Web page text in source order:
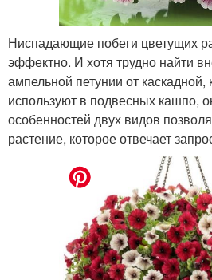
Ниспадающие побеги цветущих
эффектно. И хотя трудно найти
ампельной петунии от
используют в подвесных кашпо,
особенностей двух видов
растение, которое отвечает